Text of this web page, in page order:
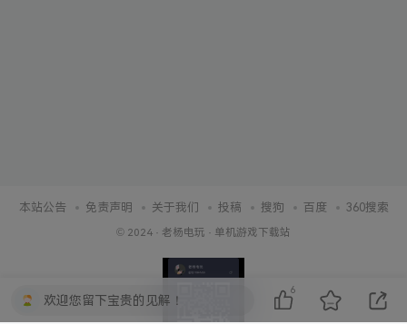
本站公告 免责声明 关于我们 投稿 搜狗 百度 360搜索
© 2024 · 老杨电玩 · 单机游戏下载站
欢迎您留下宝贵的见解！
6